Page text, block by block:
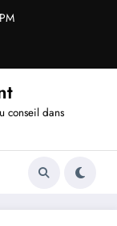
conseil dans